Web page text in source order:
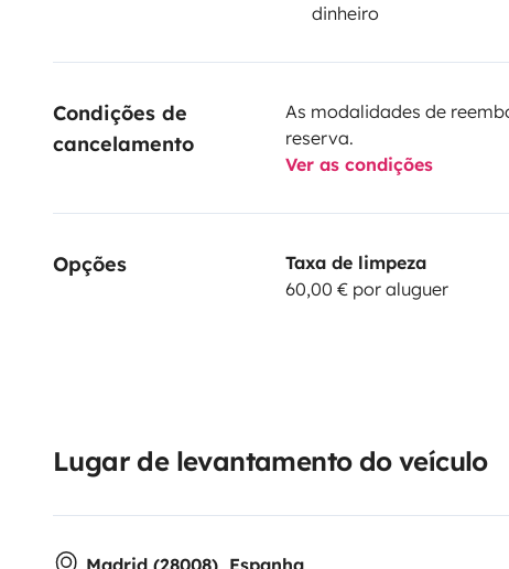
dinheiro
Condições de
cancelamento
As modalidades de
reserva.
Ver as condições
Opções
Taxa de limpeza
60,00 € por aluguer
Lugar de levantamento do veículo
Madrid (28008), Espanha